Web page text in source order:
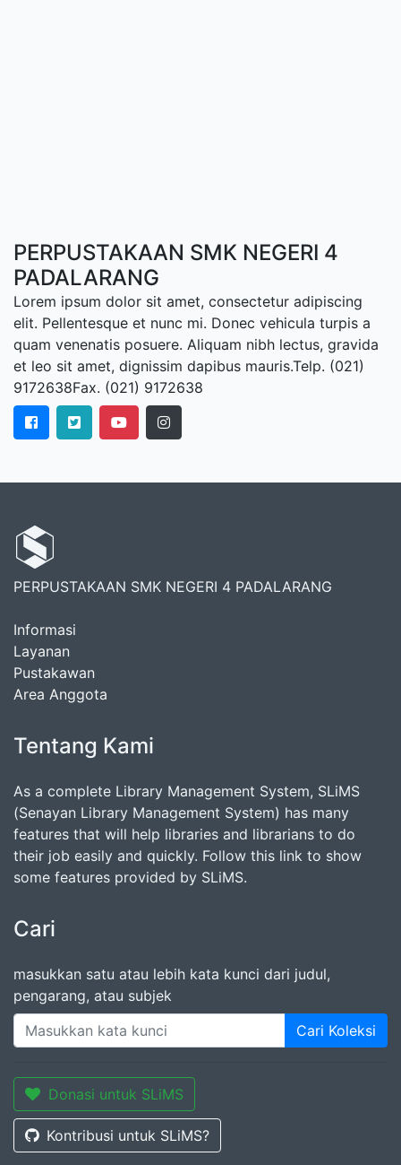
PERPUSTAKAAN SMK NEGERI 4
PADALARANG
Lorem ipsum dolor sit amet, consectetur adipiscing
elit. Pellentesque et nunc mi. Donec vehicula turpis a
quam venenatis posuere. Aliquam nibh lectus, gravida
et leo sit amet, dignissim dapibus mauris.Telp. (021)
9172638Fax. (021) 9172638
PERPUSTAKAAN SMK NEGERI 4 PADALARANG
Informasi
Layanan
Pustakawan
Area Anggota
Tentang Kami
As a complete Library Management System, SLiMS
(Senayan Library Management System) has many
features that will help libraries and librarians to do
their job easily and quickly. Follow this link to show
some features provided by SLiMS.
Cari
masukkan satu atau lebih kata kunci dari judul,
pengarang, atau subjek
Cari Koleksi
Donasi untuk SLiMS
Kontribusi untuk SLiMS?